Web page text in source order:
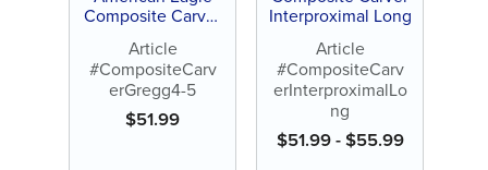
Composite Carver
Article
#CompositeCarv
erGregg4-5
$51.99
Interproximal Long
Article
#CompositeCarv
erInterproximalLo
ng
$51.99-$55.99